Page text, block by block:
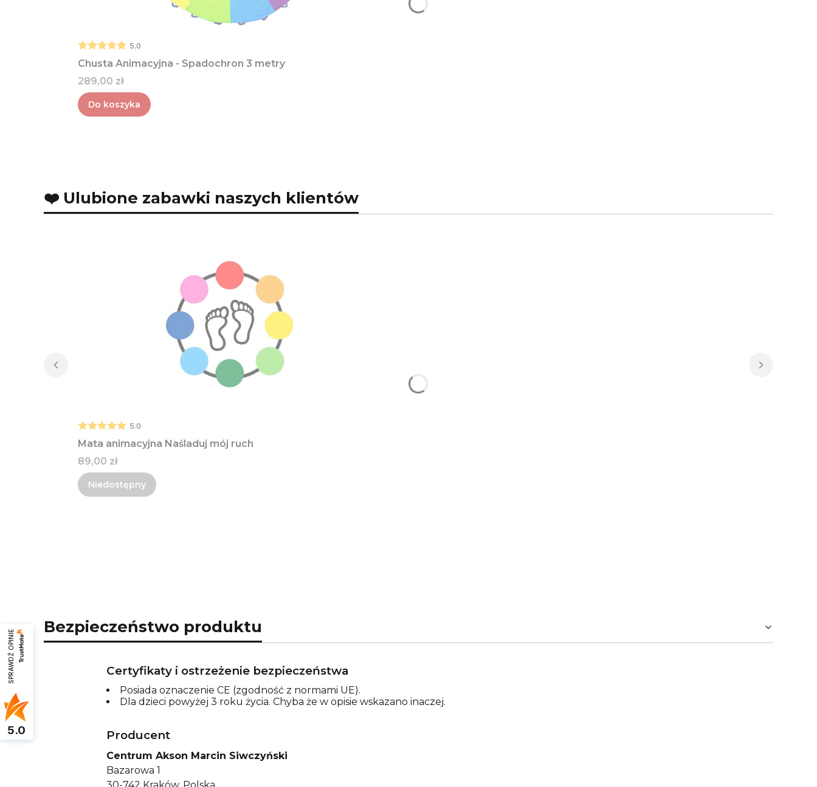
5.0
Chusta Animacyjna - Spadochron 3 metry
Cena
289,00 zł
Do koszyka
❤️ Ulubione zabawki naszych klientów
5.0
Mata animacyjna Naśladuj mój ruch
Cena
89,00 zł
Niedostępny
Bezpieczeństwo produktu
Certyfikaty i ostrzeżenie bezpieczeństwa
Posiada oznaczenie CE (zgodność z normami UE).
Dla dzieci powyżej 3 roku życia. Chyba że w opisie wskazano inaczej.
Producent
Centrum Akson Marcin Siwczyński
Bazarowa 1
SPRAWDŹ OPINIE
5.0